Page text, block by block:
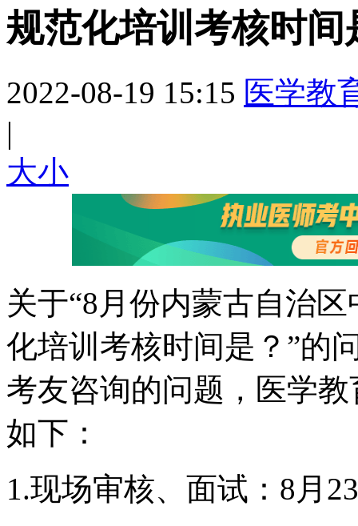
规范化培训考核时间
2022-08-19 15:15 医学教
|
大小
关于“8月份内蒙古自治
化培训考核时间是？”的
考友咨询的问题，医学
如下：
1.现场审核、面试：8月